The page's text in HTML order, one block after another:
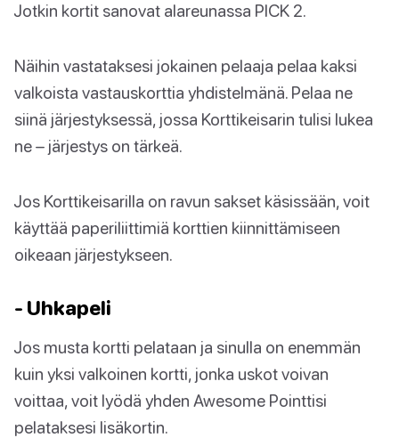
Jotkin kortit sanovat alareunassa PICK 2.
Näihin vastataksesi jokainen pelaaja pelaa kaksi
valkoista vastauskorttia yhdistelmänä. Pelaa ne
siinä järjestyksessä, jossa Korttikeisarin tulisi lukea
ne – järjestys on tärkeä.
Jos Korttikeisarilla on ravun sakset käsissään, voit
käyttää paperiliittimiä korttien kiinnittämiseen
oikeaan järjestykseen.
- Uhkapeli
Jos musta kortti pelataan ja sinulla on enemmän
kuin yksi valkoinen kortti, jonka uskot voivan
voittaa, voit lyödä yhden Awesome Pointtisi
pelataksesi lisäkortin.